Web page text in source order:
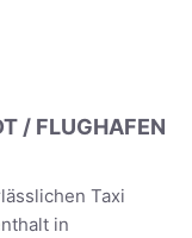
/ FLUGHAFEN
Taxi
in